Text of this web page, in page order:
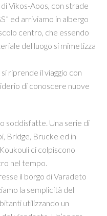
Vikos-Aoos, con strade
ed arriviamo in albergo
centro, che essendo
del luogo si mimetizza
riprende il viaggio con
di conoscere nuove
soddisfatte. Una serie di
Bridge, Brucke ed in
ci colpiscono
nel tempo.
il borgo di Varadeto
la semplicità del
utilizzando un